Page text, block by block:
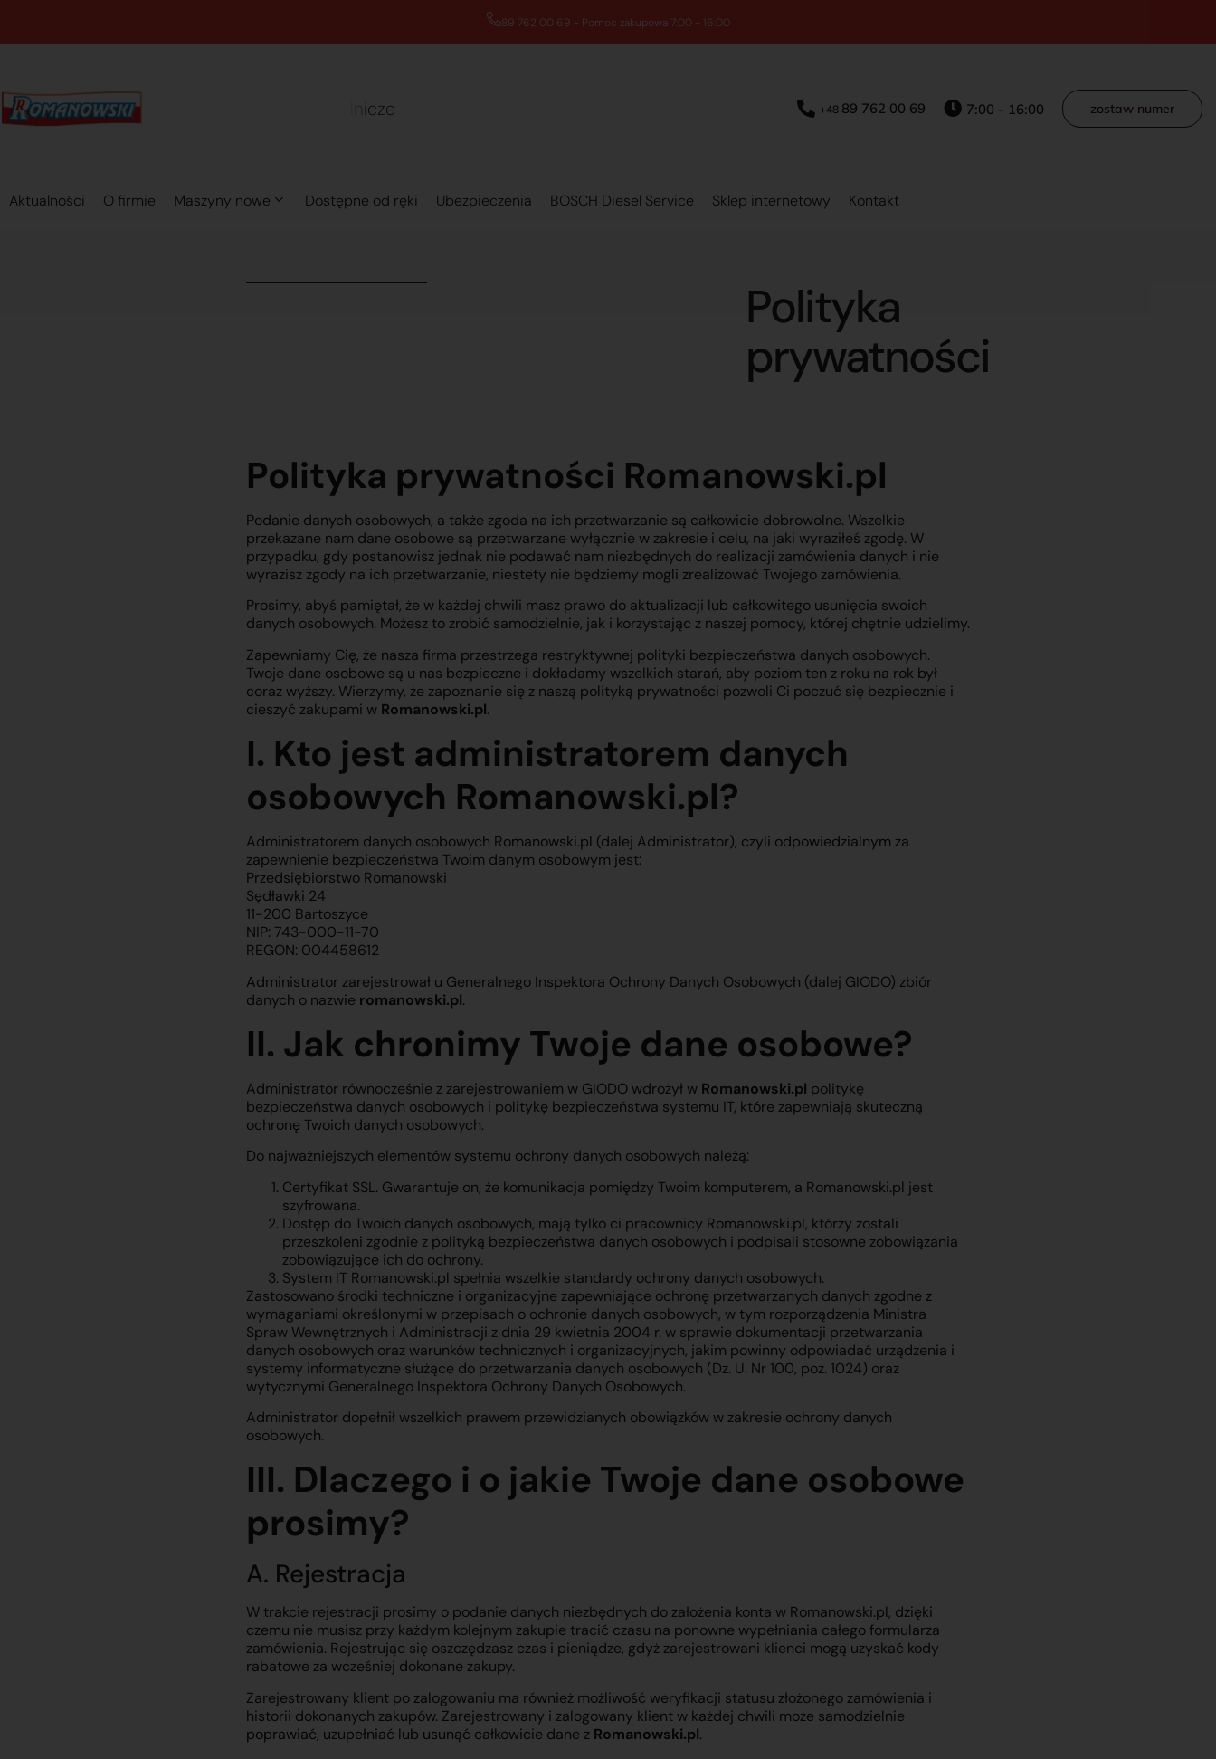
89 762 00 69 - Pomoc zakupowa 7:00 - 16:00
+48 89 762 00 69 7:00 - 16:00 zostaw numer
Aktualności O firmie Maszyny nowe Dostępne od ręki Ubezpieczenia BOSCH Diesel Service Sklep internetowy Kontakt
Polityka
prywatności
Polityka prywatności Romanowski.pl
Podanie danych osobowych, a także zgoda na ich przetwarzanie są całkowicie dobrowolne. Wszelkie
przekazane nam dane osobowe są przetwarzane wyłącznie w zakresie i celu, na jaki wyraziłeś zgodę. W
przypadku, gdy postanowisz jednak nie podawać nam niezbędnych do realizacji zamówienia danych i nie
wyrazisz zgody na ich przetwarzanie, niestety nie będziemy mogli zrealizować Twojego zamówienia.
Prosimy, abyś pamiętał, że w każdej chwili masz prawo do aktualizacji lub całkowitego usunięcia swoich
danych osobowych. Możesz to zrobić samodzielnie, jak i korzystając z naszej pomocy, której chętnie udzielimy.
Zapewniamy Cię, że nasza firma przestrzega restryktywnej polityki bezpieczeństwa danych osobowych.
Twoje dane osobowe są u nas bezpieczne i dokładamy wszelkich starań, aby poziom ten z roku na rok był
coraz wyższy. Wierzymy, że zapoznanie się z naszą polityką prywatności pozwoli Ci poczuć się bezpiecznie i
cieszyć zakupami w Romanowski.pl.
I. Kto jest administratorem danych
osobowych Romanowski.pl?
Administratorem danych osobowych Romanowski.pl (dalej Administrator), czyli odpowiedzialnym za
zapewnienie bezpieczeństwa Twoim danym osobowym jest:
Przedsiębiorstwo Romanowski
Sędławki 24
11-200 Bartoszyce
NIP: 743-000-11-70
REGON: 004458612
Administrator zarejestrował u Generalnego Inspektora Ochrony Danych Osobowych (dalej GIODO) zbiór
danych o nazwie romanowski.pl.
II. Jak chronimy Twoje dane osobowe?
Administrator równocześnie z zarejestrowaniem w GIODO wdrożył w Romanowski.pl politykę
bezpieczeństwa danych osobowych i politykę bezpieczeństwa systemu IT, które zapewniają skuteczną
ochronę Twoich danych osobowych.
Do najważniejszych elementów systemu ochrony danych osobowych należą:
Certyfikat SSL. Gwarantuje on, że komunikacja pomiędzy Twoim komputerem, a Romanowski.pl jest
szyfrowana.
Dostęp do Twoich danych osobowych, mają tylko ci pracownicy Romanowski.pl, którzy zostali
przeszkoleni zgodnie z polityką bezpieczeństwa danych osobowych i podpisali stosowne zobowiązania
zobowiązujące ich do ochrony.
System IT Romanowski.pl spełnia wszelkie standardy ochrony danych osobowych.
Zastosowano środki techniczne i organizacyjne zapewniające ochronę przetwarzanych danych zgodne z
wymaganiami określonymi w przepisach o ochronie danych osobowych, w tym rozporządzenia Ministra
Spraw Wewnętrznych i Administracji z dnia 29 kwietnia 2004 r. w sprawie dokumentacji przetwarzania
danych osobowych oraz warunków technicznych i organizacyjnych, jakim powinny odpowiadać urządzenia i
systemy informatyczne służące do przetwarzania danych osobowych (Dz. U. Nr 100, poz. 1024) oraz
wytycznymi Generalnego Inspektora Ochrony Danych Osobowych.
Administrator dopełnił wszelkich prawem przewidzianych obowiązków w zakresie ochrony danych
osobowych.
III. Dlaczego i o jakie Twoje dane osobowe
prosimy?
A. Rejestracja
W trakcie rejestracji prosimy o podanie danych niezbędnych do założenia konta w Romanowski.pl, dzięki
czemu nie musisz przy każdym kolejnym zakupie tracić czasu na ponowne wypełniania całego formularza
zamówienia. Rejestrując się oszczędzasz czas i pieniądze, gdyż zarejestrowani klienci mogą uzyskać kody
rabatowe za wcześniej dokonane zakupy.
Zarejestrowany klient po zalogowaniu ma również możliwość weryfikacji statusu złożonego zamówienia i
historii dokonanych zakupów. Zarejestrowany i zalogowany klient w każdej chwili może samodzielnie
poprawiać, uzupełniać lub usunąć całkowicie dane z Romanowski.pl.